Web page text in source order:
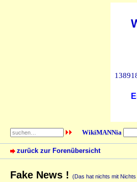
WikiMANNia
zurück zur Forenübersicht
Fake News ! (Das hat nichts mit Nichts